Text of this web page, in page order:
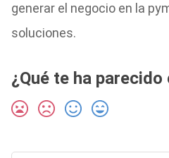
generar el negocio en la
soluciones.
¿Qué te ha